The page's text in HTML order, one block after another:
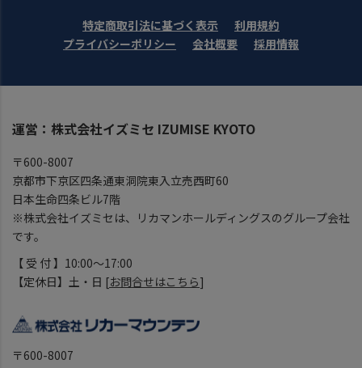
特定商取引法に基づく表示
利用規約
プライバシーポリシー
会社概要 採用情報
運営：株式会社イズミセ IZUMISE KYOTO
〒600-8007
京都市下京区四条通東洞院東入立売西町60
日本生命四条ビル7階
※株式会社イズミセは、リカマンホールディングスのグループ会社
です。
【 受 付 】10:00～17:00
【定休日】土・日 [お問合せはこちら]
〒600-8007